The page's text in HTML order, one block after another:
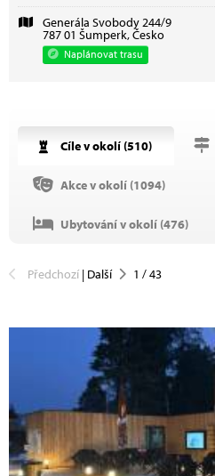
Generála Svobody 244/9
787 01 Šumperk, Česko
Naplánovat trasu
Cíle v okolí (510)
Akce v okolí (1094)
Ubytování v okolí (476)
Předchozí | Další 1 /43